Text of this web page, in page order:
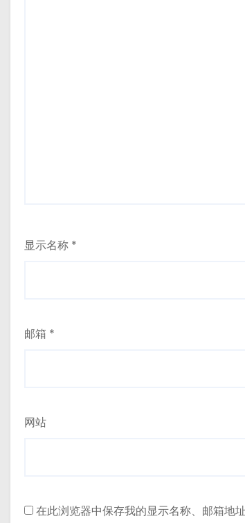
显示名称 *
邮箱 *
网站
在此浏览器中保存我的显示名称、邮箱地